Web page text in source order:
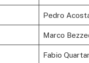
Pedro
Marco
Fabio